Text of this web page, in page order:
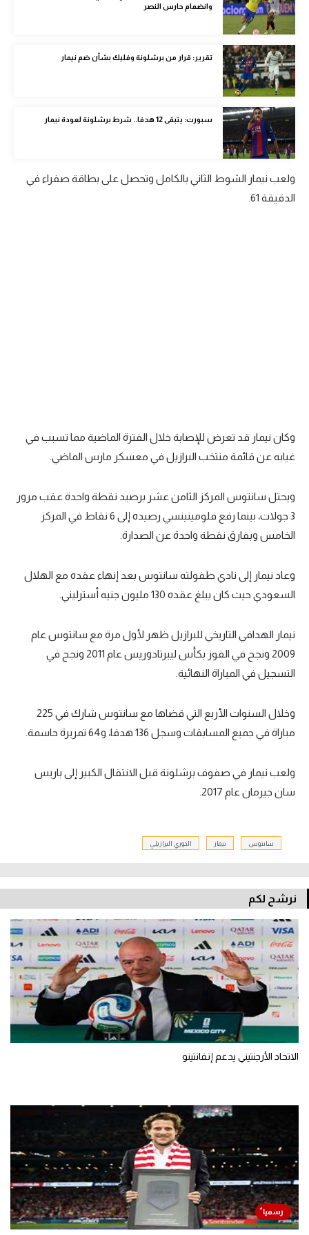
الوطن العربي
رياضة نسائية
آسيا
أمريكا
ركن الألعاب
أقسام خاصة
وانضمام حارس النصر
تقرير: قرار من برشلونة وفليك بشأن ضم نيمار
سبورت: يتبقى 12 هدفا.. شرط برشلونة لعودة نيمار
ولعب نيمار الشوط الثاني بالكامل وتحصل على بطاقة صفراء في
الدقيقة 61.
وكان نيمار قد تعرض للإصابة خلال الفترة الماضية مما تسبب في
غيابه عن قائمة منتخب البرازيل في معسكر مارس الماضي.
ويحتل سانتوس المركز الثامن عشر برصيد نقطة واحدة عقب مرور
3 جولات، بينما رفع فلومينينسي رصيده إلى 6 نقاط في المركز
الخامس وبفارق نقطة واحدة عن الصدارة.
وعاد نيمار إلى نادي طفولته سانتوس بعد إنهاء عقده مع الهلال
السعودي حيث كان يبلغ عقده 130 مليون جنيه أسترليني.
نيمار الهدافي التاريخي للبرازيل ظهر لأول مرة مع سانتوس عام
2009 ونجح في الفوز بكأس ليبرتادوريس عام 2011 ونجح في
التسجيل في المباراة النهائية.
وخلال السنوات الأربع التي قضاها مع سانتوس شارك في 225
مباراة في جميع المسابقات وسجل 136 هدفا، و64 تمريرة حاسمة.
ولعب نيمار في صفوف برشلونة قبل الانتقال الكبير إلى باريس
سان جيرمان عام 2017.
سانتوس نيمار الدوري البرازيلي
نرشح لكم
الاتحاد الأرجنتيني يدعم إنفانتينو